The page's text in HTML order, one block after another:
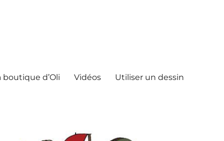
boutique d’Oli Vidéos Utiliser un dessin